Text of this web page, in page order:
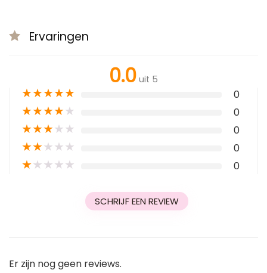
Ervaringen
0.0 uit 5
★★★★★ 0
★★★★★ 0
★★★★★ 0
★★★★★ 0
★★★★★ 0
SCHRIJF EEN REVIEW
Er zijn nog geen reviews.